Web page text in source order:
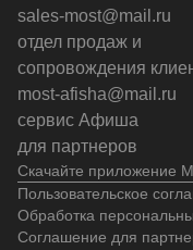
Скачайте приложение
sales-most@mail.ru
отдел продаж и
сопровождения
most-afisha@mail.ru
сервис Афиша
для партнеров
Пользовательское
Обработка
Соглашение для